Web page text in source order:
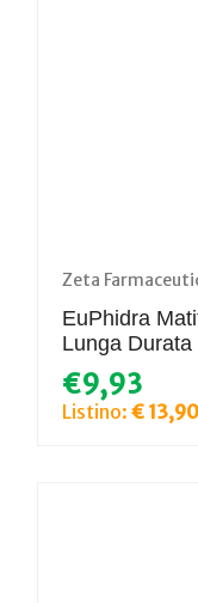
Zeta
EuPhidra
Lunga
€9,93
Listino: € 13,90